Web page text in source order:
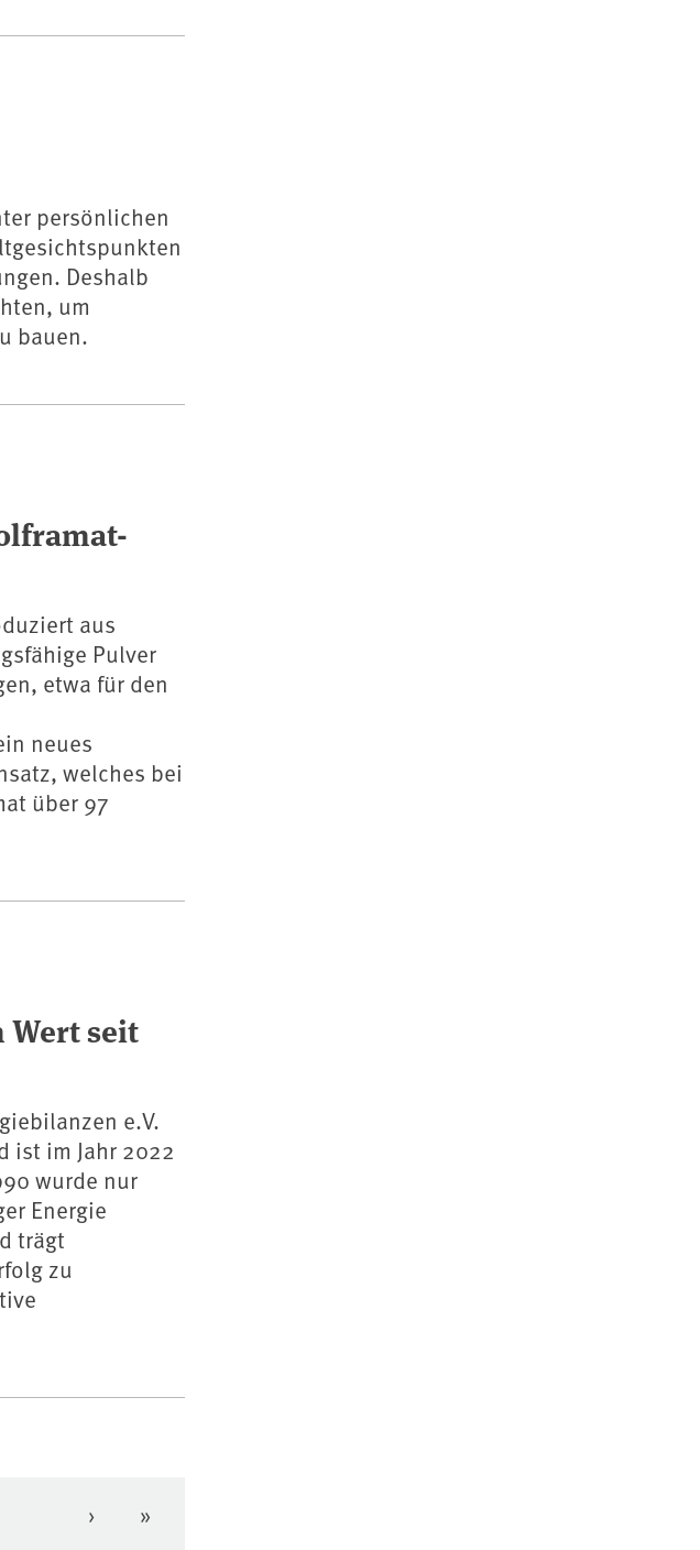
persönlichen
Deshalb
um
bauen.
aus
Pulver
etwa für den
neues
welches bei
über 97
Wert seit
e.V.
ist im Jahr 2022
wurde nur
Energie
trägt
zu
Nächste Seite
› Letzte Seite
»